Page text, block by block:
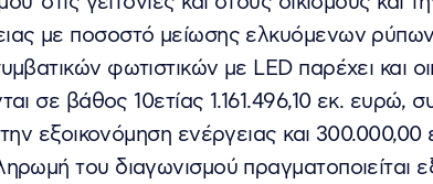
με ποσοστό μείωσης ελκυόμενων
φωτιστικών με LED παρέχει και
σε βάθος 10ετίας 1.161.496,10 εκ. ευρώ,
εξοικονόμηση ενέργειας και
του διαγωνισμού πραγματοποιείται